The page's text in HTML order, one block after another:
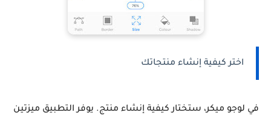
اختر كيفية إنشاء منتجاتك
في لوجو ميكر، ستختار كيفية إنشاء منتج. يوفر التطبيق ميزتين